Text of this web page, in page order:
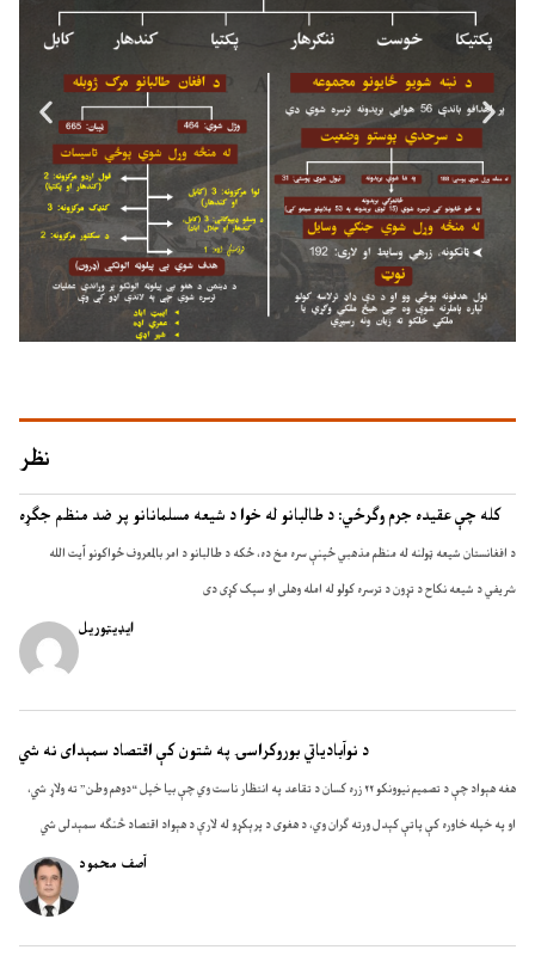
نظر
کله چې عقيده جرم وګرځي: د طالبانو له خوا د شيعه مسلمانانو پر ضد منظم جګړه
د افغانستان شيعه ټولنه له منظم مذهبي ځپنې سره مخ ده، ځکه د طالبانو د امر بالمعروف ځواکونو آيت الله
شريفي د شيعه نکاح د تړون د ترسره کولو له امله وهلی او سپک کړی دی
ایډیټوریل
د نوآبادیاتي بوروکراسۍ په شتون کې اقتصاد سمېدای نه شي
هغه هېواد چې د تصمیم نیوونکو ۲۲ زره کسان د تقاعد په انتظار ناست وي چې بیا خپل “دوهم وطن” ته ولاړ شي،
او په خپله خاوره کې پاتې کېدل ورته ګران وي، د هغوی د پرېکړو له لارې د هېواد اقتصاد څنګه سمېدلی شي
آصف محمود